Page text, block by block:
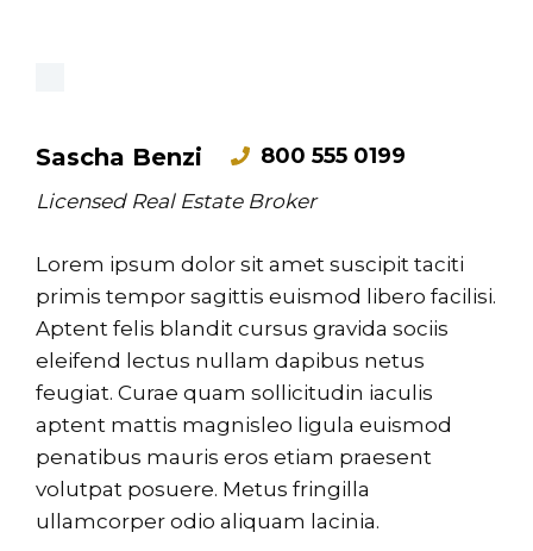
Sascha Benzi 800 555 0199
Licensed Real Estate Broker
Lorem ipsum dolor sit amet suscipit taciti
primis tempor sagittis euismod libero facilisi.
Aptent felis blandit cursus gravida sociis
eleifend lectus nullam dapibus netus
feugiat. Curae quam sollicitudin iaculis
aptent mattis magnisleo ligula euismod
penatibus mauris eros etiam praesent
volutpat posuere. Metus fringilla
ullamcorper odio aliquam lacinia.